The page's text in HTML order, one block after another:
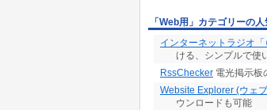
「Web用」カテゴリーの
インターネットラジオ
ける、シンプルで使
RssChecker 電光掲示板
Website Explorer (ウェ
ウンロードも可能